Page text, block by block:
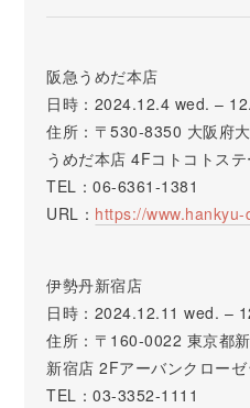
阪急うめだ本店
日時：2024.12.4 wed. –
住所：〒530-8350 大阪府
うめだ本店 4Fコトコトステ
TEL：06-6361-1381
URL： https://
伊勢丹新宿店
日時：2024.12.11 wed. –
住所：〒160-0022 東京都
新宿店 2Fアーバンクローゼ
TEL：03-3352-1111